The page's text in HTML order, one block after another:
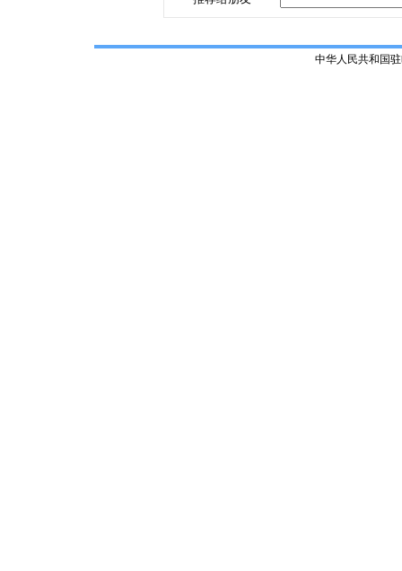
中华人民共和国